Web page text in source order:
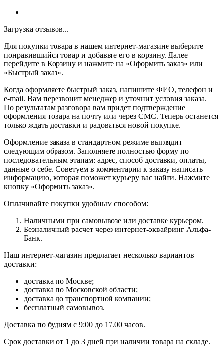
Загрузка отзывов...
Для покупки товара в нашем интернет-магазине выберите
понравившийся товар и добавьте его в корзину. Далее
перейдите в Корзину и нажмите на «Оформить заказ» или
«Быстрый заказ».
Когда оформляете быстрый заказ, напишите ФИО, телефон и
e-mail. Вам перезвонит менеджер и уточнит условия заказа.
По результатам разговора вам придет подтверждение
оформления товара на почту или через СМС. Теперь останется
только ждать доставки и радоваться новой покупке.
Оформление заказа в стандартном режиме выглядит
следующим образом. Заполняете полностью форму по
последовательным этапам: адрес, способ доставки, оплаты,
данные о себе. Советуем в комментарии к заказу написать
информацию, которая поможет курьеру вас найти. Нажмите
кнопку «Оформить заказ».
Оплачивайте покупки удобным способом:
Наличными при самовывозе или доставке курьером.
Безналичный расчет через интернет-эквайринг Альфа-
Банк.
Наш интернет-магазин предлагает несколько вариантов
доставки:
доставка по Москве;
доставка по Московской области;
доставка до транспортной компании;
бесплатный самовывоз.
Доставка по будням с 9:00 до 17.00 часов.
Срок доставки от 1 до 3 дней при наличии товара на складе.